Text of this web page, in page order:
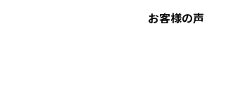
お客様の声